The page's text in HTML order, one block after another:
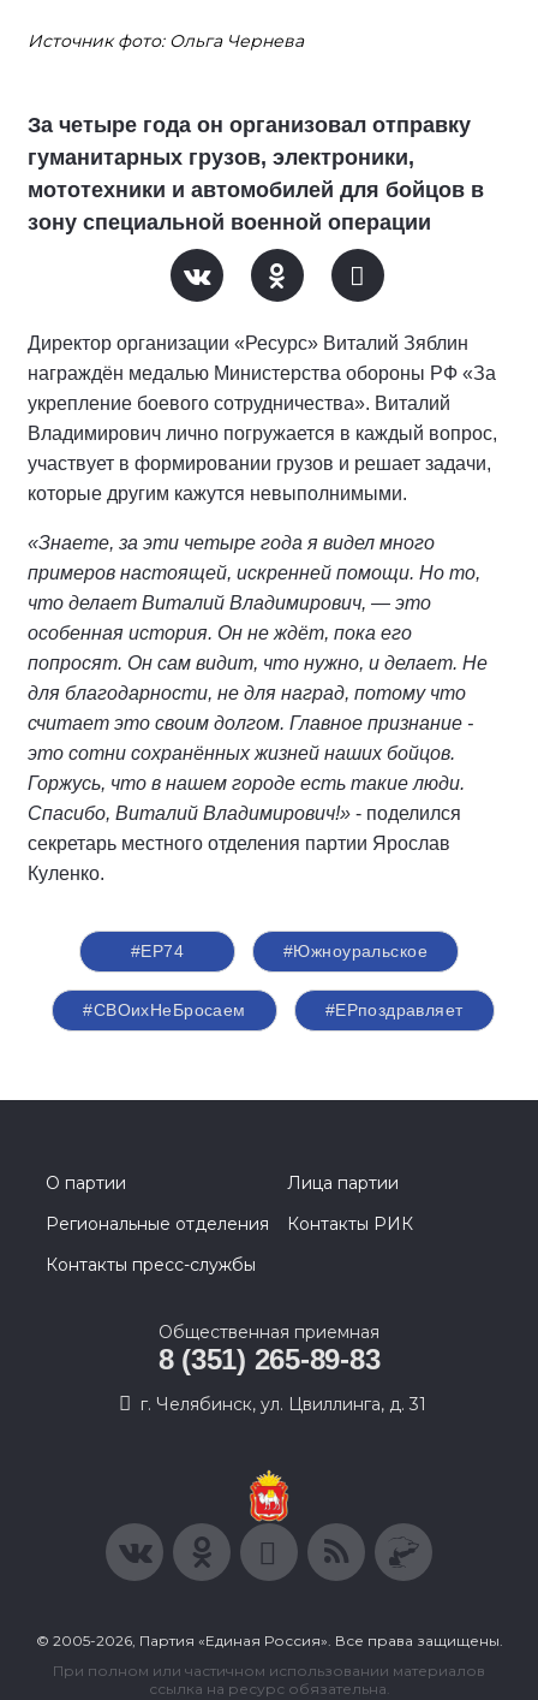
Источник фото: Ольга Чернева
За четыре года он организовал отправку
гуманитарных грузов, электроники,
мототехники и автомобилей для бойцов в
зону специальной военной операции
Директор организации «Ресурс» Виталий Зяблин
награждён медалью Министерства обороны РФ «За
укрепление боевого сотрудничества». Виталий
Владимирович лично погружается в каждый вопрос,
участвует в формировании грузов и решает задачи,
которые другим кажутся невыполнимыми.
«Знаете, за эти четыре года я видел много
примеров настоящей, искренней помощи. Но то,
что делает Виталий Владимирович, — это
особенная история. Он не ждёт, пока его
попросят. Он сам видит, что нужно, и делает. Не
для благодарности, не для наград, потому что
считает это своим долгом. Главное признание -
это сотни сохранённых жизней наших бойцов.
Горжусь, что в нашем городе есть такие люди.
Спасибо, Виталий Владимирович!» - поделился
секретарь местного отделения партии Ярослав
Куленко.
#ЕР74 #Южноуральское
#СВОихНеБросаем #ЕРпоздравляет
О партии
Лица партии
Региональные отделения
Контакты РИК
Контакты пресс-службы
Общественная приемная
8 (351) 265-89-83
г. Челябинск, ул. Цвиллинга, д. 31
© 2005-2026, Партия «Единая Россия». Все права защищены.
При полном или частичном использовании материалов
ссылка на ресурс обязательна.